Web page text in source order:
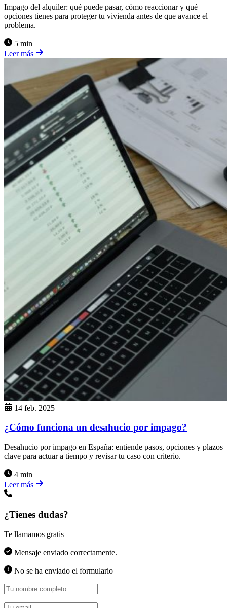
Impago del alquiler: qué puede pasar, cómo reaccionar y qué
opciones tienes para proteger tu vivienda antes de que avance el
problema.
5 min
Leer más
14 feb. 2025
¿Cómo funciona un desahucio por impago?
Desahucio por impago en España: entiende pasos, opciones y plazos
clave para actuar a tiempo y revisar tu caso con criterio.
4 min
Leer más
¿Tienes dudas?
Te llamamos gratis
Mensaje enviado correctamente.
No se ha enviado el formulario